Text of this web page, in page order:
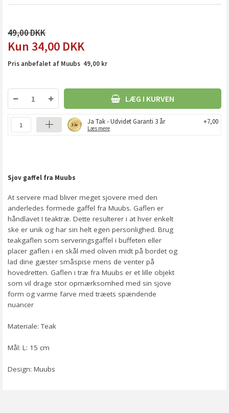
49,00
34,00 DKK
Pris anbefalet af Muubs 49,00 kr
LÆG I KURVEN
Ja Tak - Udvidet Garanti 3 år
Læs mere
+7,00
Sjov gaffel fra Muubs
At servere mad bliver meget sjovere med den
anderledes formede gaffel fra Muubs. Gaflen er
håndlavet I teaktræ. Dette resulterer i at hver enkelt
ske er unik og har sin helt egen personlighed. Brug
teakgaflen som serveringsgaffel i buffeten eller
placer gaflen i en skål med oliven midt på bordet og
lad dine gæster småspise mens de venter på
hovedretten. Gaflen i træ fra Muubs er et lille objekt
som vil drage stor opmærksomhed med sin sjove
form og varme farve med træets spændende
nuancer
Materiale: Teak
Mål: L: 15 cm
Design: Muubs